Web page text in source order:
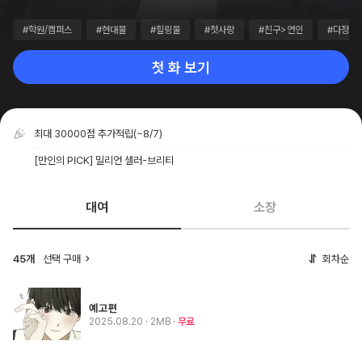
#학원/캠퍼스 #현대물 #힐링물 #첫사랑 #친구>연인 #다정공
첫 화 보기
최대 30000점 추가적립(~8/7)
[만인의 PICK] 밀리언 셀러-브리티
대여 소장
45개 선택 구매 회차순
예고편
2025.08.20 · 2MB 무료